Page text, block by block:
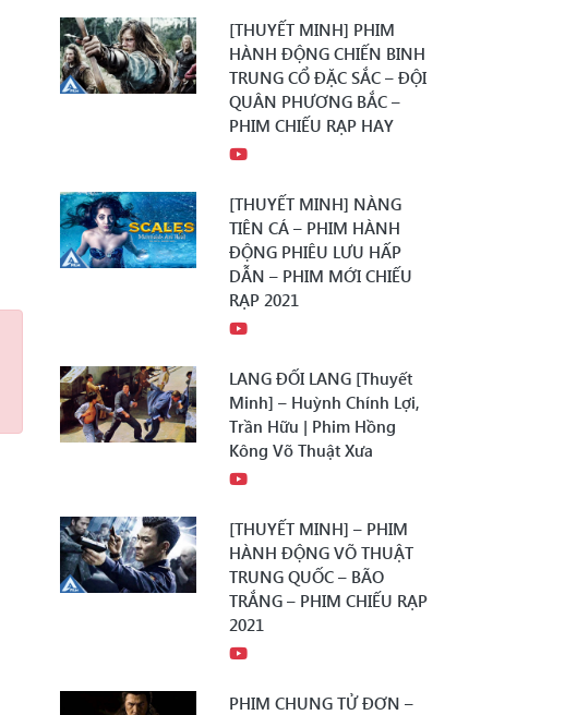
[THUYẾT MINH] PHIM
HÀNH ĐỘNG CHIẾN BINH
TRUNG CỔ ĐẶC SẮC – ĐỘI
QUÂN PHƯƠNG BẮC –
PHIM CHIẾU RẠP HAY
[THUYẾT MINH] NÀNG
TIÊN CÁ – PHIM HÀNH
ĐỘNG PHIÊU LƯU HẤP
DẪN – PHIM MỚI CHIẾU
RẠP 2021
LANG ĐỐI LANG [Thuyết
Minh] – Huỳnh Chính Lợi,
Trần Hữu | Phim Hồng
Kông Võ Thuật Xưa
[THUYẾT MINH] – PHIM
HÀNH ĐỘNG VÕ THUẬT
TRUNG QUỐC – BÃO
TRẮNG – PHIM CHIẾU RẠP
2021
PHIM CHUNG TỬ ĐƠN –